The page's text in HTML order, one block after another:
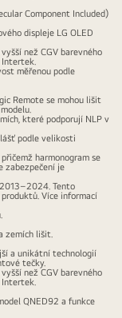
Component Included)
displeje LG OLED
než CGV barevného
Intertek.
měřenou podle
Remote se mohou lišit
které podporují NLP v
podle velikosti
harmonogram se
zabezpečení je
Tento
Více informací
zemích lišit.
a unikátní technologií
tečky.
než CGV barevného
Intertek.
QNED92 a funkce